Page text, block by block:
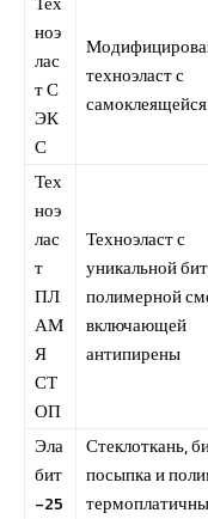
ноэ
лас
т С
ЭК
С
техноэласт с
Тех
ноэ
лас
т
ПЛ
АМ
Я
СТ
ОП
Техноэласт с
уникальной
полимерной
включающей
антипирены
Эла
бит
-25
Стеклоткань,
посыпка и